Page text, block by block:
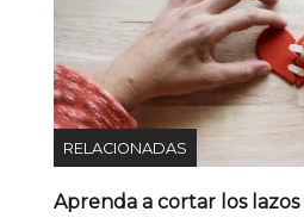
RELACIONADAS
Aprenda a cortar los